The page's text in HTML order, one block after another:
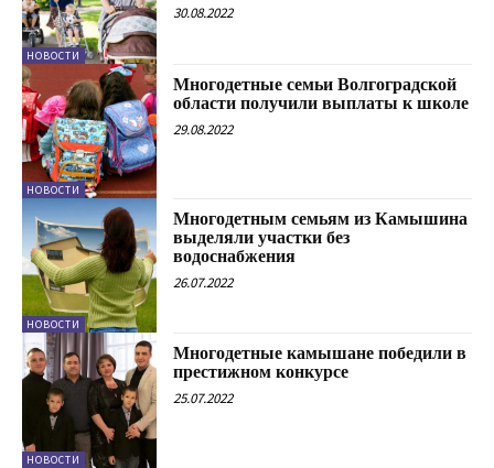
НОВОСТИ
30.08.2022
НОВОСТИ
Многодетные семьи Волгоградской
области получили выплаты к школе
29.08.2022
НОВОСТИ
Многодетным семьям из Камышина
выделяли участки без
водоснабжения
26.07.2022
НОВОСТИ
Многодетные камышане победили в
престижном конкурсе
25.07.2022